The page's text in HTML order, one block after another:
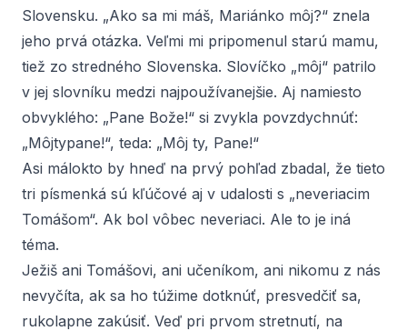
Slovensku. „Ako sa mi máš, Mariánko môj?“ znela
jeho prvá otázka. Veľmi mi pripomenul starú mamu,
tiež zo stredného Slovenska. Slovíčko „môj“ patrilo
v jej slovníku medzi najpoužívanejšie. Aj namiesto
obvyklého: „Pane Bože!“ si zvykla povzdychnúť:
„Môjtypane!“, teda: „Môj ty, Pane!“
Asi málokto by hneď na prvý pohľad zbadal, že tieto
tri písmenká sú kľúčové aj v udalosti s „neveriacim
Tomášom“. Ak bol vôbec neveriaci. Ale to je iná
téma.
Ježiš ani Tomášovi, ani učeníkom, ani nikomu z nás
nevyčíta, ak sa ho túžime dotknúť, presvedčiť sa,
rukolapne zakúsiť. Veď pri prvom stretnutí, na